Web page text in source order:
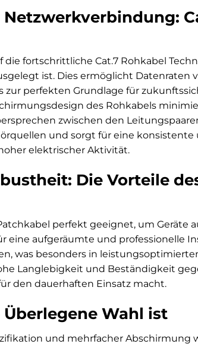
die fortschrittliche Cat.7 Rohkabel
ist. Dies ermöglicht Datenraten
zur perfekten Grundlage für
des Rohkabels
zwischen den
und sorgt für eine konsistente
elektrischer Aktivität.
Die Vorteile
perfekt geeignet, um Geräte
eine aufgeräumte und professionelle
was besonders in
Langlebigkeit und Beständigkeit
den dauerhaften Einsatz macht.
Überlegene Wahl ist
und mehrfacher Abschirmung